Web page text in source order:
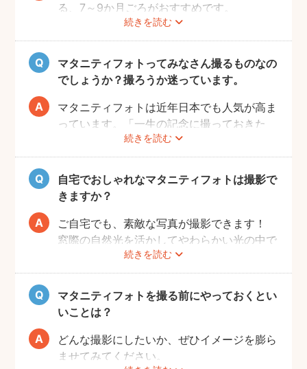
続きを読む
る、7～9か月ごろがおすすめです。
赤ちゃんが出産予定日よりも早く誕生するこ
ともありますので、臨月までの撮影をご検討
いただければと思います。
マタニティフォトってみなさん撮るものなの
でしょうか？撮ろうか迷っています。
続きを読む
マタニティフォトは近年日本でも人気が高ま
っています。「一生の記念に撮っておきた
い」と考える方が増えているようです。
また、マタニティフォトを撮るべきか迷って
いらっしゃる方の多くに、「衣装がはずかし
い」「素肌を見られたくない」と考える方も
多いようです。
fotowaではご自宅への出張も可能ですの
で、ご夫婦らしい装いで自然体なマタニティ
フォトを撮影いただけます。
ご近所の公園でカジュアルに撮影したり、素
肌をみせる衣装ではご自宅で撮影するなど、
撮影時間の範囲内でシーンを変えることも可
能です。
自宅でおしゃれなマタニティフォトは撮影で
きますか？
続きを読む
ご自宅でも、素敵な写真が撮影できます！
窓際の自然光を活かしてやわらかい光の中で
撮影するのが人気です。妊婦さんはお部屋の
お片付けも大変かと思いますが、撮影したい
場所周辺だけお片付けいただく程度で大丈夫
です。
マタニティフォトを撮る前にやっておくとい
いことは？
どんな撮影にしたいか、ぜひイメージを膨ら
ませてみてください。